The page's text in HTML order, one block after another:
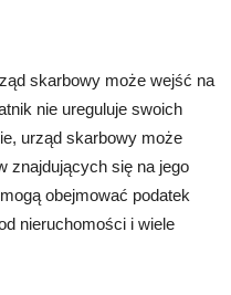
skarbowy może wejść na
nie ureguluje swoich
urząd skarbowy może
znajdujących się na jego
obejmować podatek
nieruchomości i wiele